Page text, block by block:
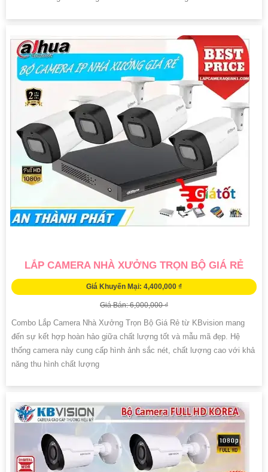
LẮP CAMERA NHÀ XƯỞNG TRỌN BỘ GIÁ RẺ
Giá Khuyến Mại: 4,400,000 ₫
Giá Bán: 6,000,000 ₫
Combo Lắp Camera Nhà Xưởng Trọn Bộ Giá Rẻ từ KBvision mang
đến sự kết hợp hoàn hảo giữa chất lượng tốt và mẫu mã đẹp. Hệ
thống camera này cung cấp hình ảnh sắc nét, chất lượng cao với khả
năng thu hình chất lượng